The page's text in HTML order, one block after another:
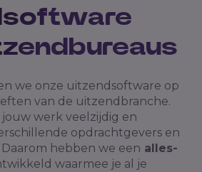
we onze uitzendsoftware op
van de uitzendbranche.
jouw werk veelzijdig en
opdrachtgevers en
hebben we een alles-
waarmee je al je